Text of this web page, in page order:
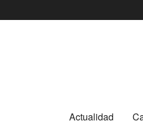
Actualidad